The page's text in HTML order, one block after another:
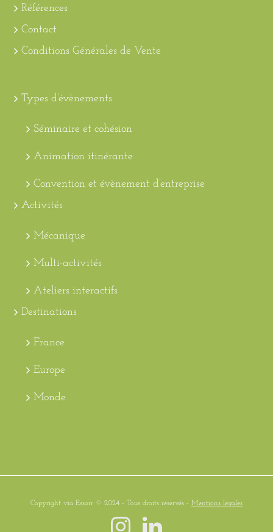
Références
Contact
Conditions Générales de Vente
Types d’évènements
Séminaire et cohésion
Animation itinérante
Convention et évènement d’entreprise
Activités
Mécanique
Multi-activités
Ateliers interactifs
Destinations
France
Europe
Monde
Copyright via Essorr © 2024 - Tous droits réservés - Mentions légales
Instagram
LinkedIn